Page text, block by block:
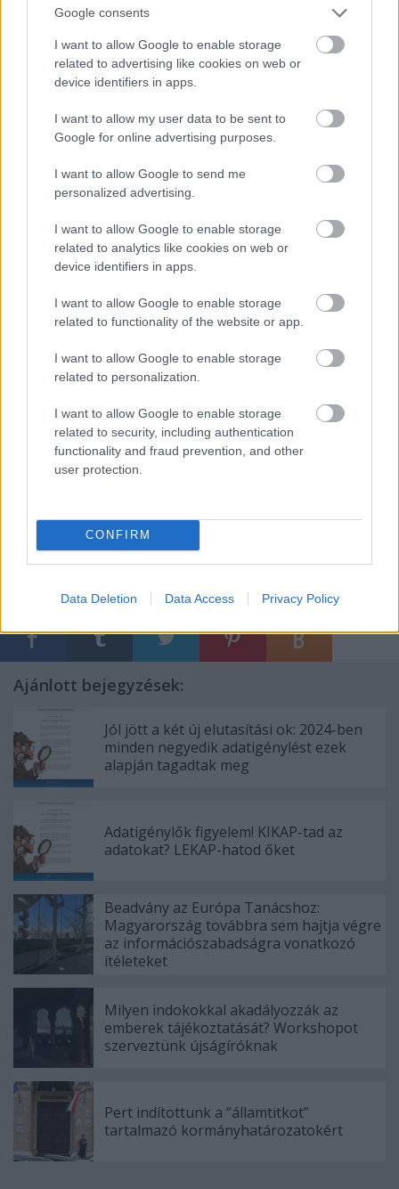
Google consents
I want to allow Google to enable storage
related to advertising like cookies on web or
device identifiers in apps.
I want to allow my user data to be sent to
Google for online advertising purposes.
I want to allow Google to send me
personalized advertising.
I want to allow Google to enable storage
related to analytics like cookies on web or
device identifiers in apps.
I want to allow Google to enable storage
related to functionality of the website or app.
I want to allow Google to enable storage
related to personalization.
I want to allow Google to enable storage
related to security, including authentication
functionality and fraud prevention, and other
user protection.
CONFIRM
Data Deletion Data Access Privacy Policy
alapítványnak minősül, volt-e nyilvános vagy akár
kedvezményezett kapott támogatást, milyen
célokra, elérhető-e a kedvezményezettek listája,
vagy a támogatási / szponzorációs szerződésük?
Még nem; első lépésként a támogatási
programokat dolgozzuk ki, és utána tudjuk
meghirdetni az ebből kinővő pályázatokat. (...)
Még nem történt kifizetés.
Évente 100 + hasonló
adatigényléssel, beadvánnyal,
szükség esetén pereskedéssel azért
dolgozunk, hogy a közpénzek
fontosnak tartod, amit csinálunk,
támogasda K-Monitortrendszeres
vagy eseti adományoddal!
Címkék:adatigénylés NAIH kekva
Ajánlott bejegyzések:
Jól jött a két új elutasítási ok: 2024-ben
minden negyedik adatigénylést ezek
alapján tagadtak meg
Adatigénylők figyelem! KIKAP-tad az
adatokat? LEKAP-hatod őket
Beadvány az Európa Tanácshoz:
Magyarország továbbra sem hajtja végre
az információszabadságra vonatkozó
ítéleteket
Milyen indokokkal akadályozzák az
emberek tájékoztatását? Workshopot
szerveztünk újságíróknak
Pert indítottunk a “államtitkot”
tartalmazó kormányhatározatokért